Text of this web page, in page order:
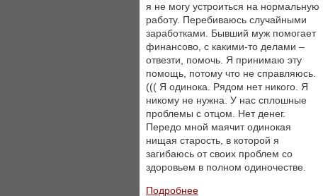
я не могу устроиться на нормальную
работу. Перебиваюсь случайными
заработками. Бывший муж помогает
финансово, с какими-то делами –
отвезти, помочь. Я принимаю эту
помощь, потому что не справляюсь.
((( Я одинока. Рядом нет никого. Я
никому не нужна. У нас сплошные
проблемы с отцом. Нет денег.
Передо мной маячит одинокая
нищая старость, в которой я
загибаюсь от своих проблем со
здоровьем в полном одиночестве.
Подробнее